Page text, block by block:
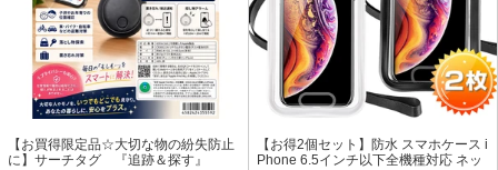
【お買得限定品☆大切な物の紛失防止
に】サーチタグ 『追跡＆探す』
【お得2個セット】防水 スマホケース i
Phone 6.5インチ以下全機種対応 ネッ